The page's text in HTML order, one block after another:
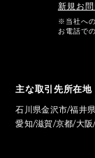
新規お
※当社へ
お電話で
主な取引先所在地
石川県金沢市/福井
愛知/滋賀/京都/大